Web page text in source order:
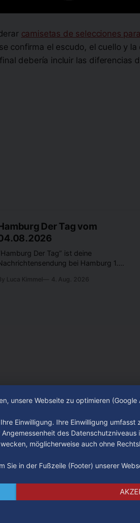
camisetas de selecciones
confirma el escudo, el cuello y
debería incluir las diferencias
Der Tag vom
Der Tag” ist deine
bei Hamburg 1.
die Hamburgerinnen und
Luca Kimmel 4. Aug. 2026
Impressum
unsere Webseite zu optimieren
Einwilligung. Ihre Einwilligung
des
möglicherweise auch ohne
Sie in der Fußzeile (Footer) unserer